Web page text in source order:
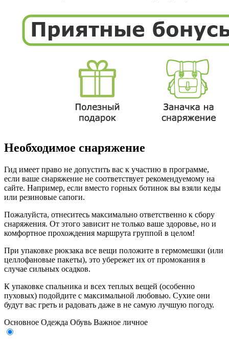
Необходимое снаряжение
Гид имеет право не допустить вас к участию в программе,
если ваше снаряжение не соответствует рекомендуемому на
сайте. Например, если вместо горных ботинок вы взяли кеды
или резиновые сапоги.
Пожалуйста, отнеситесь максимально ответственно к сбору
снаряжения. От этого зависит не только ваше здоровье, но и
комфортное прохождения маршрута группой в целом!
При упаковке рюкзака все вещи положите в гермомешки (или
целлофановые пакеты), это убережет их от промокания в
случае сильных осадков.
К упаковке спальника и всех теплых вещей (особенно
пуховых) подойдите с максимальной любовью. Сухие они
будут вас греть и радовать даже в не самую лучшую погоду.
Основное Одежда Обувь Важное личное